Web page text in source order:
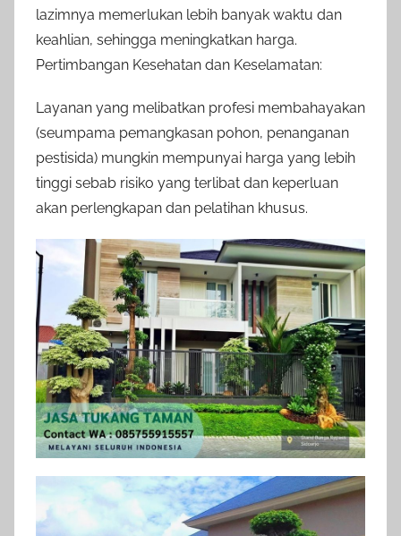
lazimnya memerlukan lebih banyak waktu dan
keahlian, sehingga meningkatkan harga.
Pertimbangan Kesehatan dan Keselamatan:
Layanan yang melibatkan profesi membahayakan
(seumpama pemangkasan pohon, penanganan
pestisida) mungkin mempunyai harga yang lebih
tinggi sebab risiko yang terlibat dan keperluan
akan perlengkapan dan pelatihan khusus.